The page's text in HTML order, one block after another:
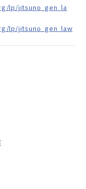
lp/jitsuno_gen_la
lp/jitsuno_gen_law